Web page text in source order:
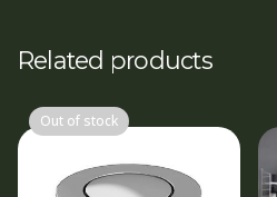
Related products
Out of stock